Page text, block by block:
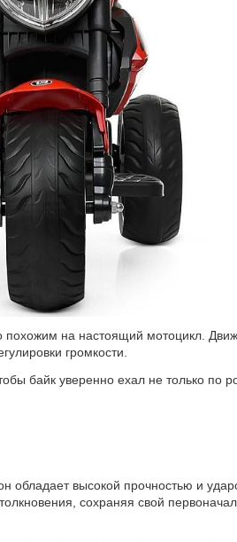
на настоящий мотоцикл.
громкости.
байк уверенно ехал не только по
высокой прочностью и
сохраняя свой